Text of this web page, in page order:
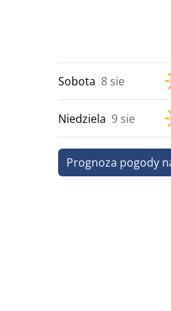
Sobota 8 sie
Niedziela 9 sie
Prognoza pogody